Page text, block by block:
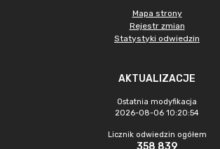
Mapa strony
Rejestr zmian
Statystyki odwiedzin
AKTUALIZACJE
Ostatnia modyfikacja
2026-08-06 10:20:54
Licznik odwiedzin ogółem
358 839